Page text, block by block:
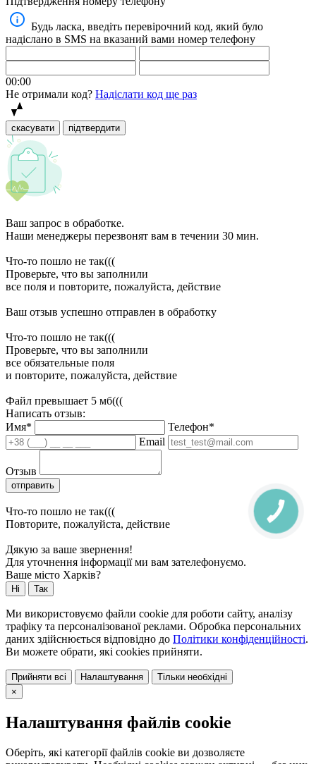
Будь ласка, введіть перевірочний код, який було
надіслано в SMS на вказаний вами номер телефону
00:00
Не отримали код? Надіслати код ще раз
скасувати підтвердити
Ваш запрос в обработке.
Наши менеджеры перезвонят вам в течении 30 мин.
Что-то пошло не так(((
Проверьте, что вы заполнили
все поля и повторите, пожалуйста, действие
Ваш отзыв успешно отправлен в обработку
Что-то пошло не так(((
Проверьте, что вы заполнили
все обязательные поля
и повторите, пожалуйста, действие
Файл превышает 5 мб(((
Написать отзыв:
Имя*
Телефон*
Email
Отзыв
отправить
Что-то пошло не так(((
Повторите, пожалуйста, действие
Дякую за ваше звернення!
Для уточнення інформації ми вам зателефонуємо.
Ваше місто Харків?
Ні Так
Ми використовуємо файли cookie для роботи сайту, аналізу
трафіку та персоналізованої реклами. Обробка персональних
даних здійснюється відповідно до Політики конфіденційності.
Ви можете обрати, які cookies прийняти.
Прийняти всі Налаштування
Тільки необхідні
×
Налаштування файлів cookie
Оберіть, які категорії файлів cookie ви дозволяєте